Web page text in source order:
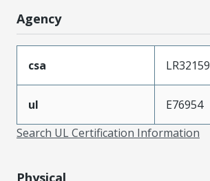
Agency
csa LR32159
ul
E76954
Search UL Certification Information
Physical